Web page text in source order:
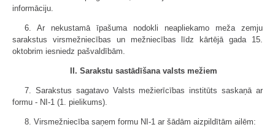
informāciju.
6. Ar nekustamā īpašuma nodokli neapliekamo meža zemju
sarakstus virsmežniecības un mežniecības līdz kārtējā gada 15.
oktobrim iesniedz pašvaldībām.
II. Sarakstu sastādīšana valsts mežiem
7. Sarakstus sagatavo Valsts mežierīcības institūts saskaņā ar
formu - NI-1 (1. pielikums).
8. Virsmežniecība saņem formu NI-1 ar šādām aizpildītām ailēm: